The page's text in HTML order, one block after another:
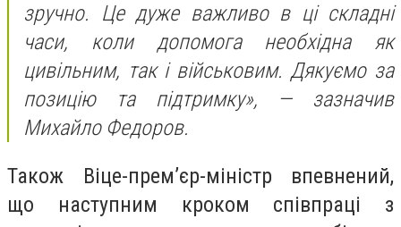
зручно. Це дуже важливо в ці складні
часи, коли допомога необхідна як
цивільним, так і військовим. Дякуємо за
позицію та підтримку», — зазначив
Михайло Федоров.
Також Віце-прем’єр-міністр впевнений,
що наступним кроком співпраці з